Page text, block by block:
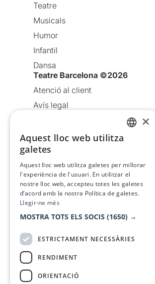
Teatre
Musicals
Humor
Infantil
Dansa
Teatre Barcelona ©2026
Atenció al client
Avís legal
Política de cookies
Condicions d’ús
Comunicacions comercials i
Anuncia’t
Vull rebre la newsletter de
Amb el suport de
×
Aquest lloc web utilitza
galetes
Aquest lloc web utilitza galetes per millorar
l'experiència de l'usuari. En utilitzar el
nostre lloc web, accepteu totes les galetes
d’acord amb la nostra Política de galetes.
Llegir-ne més
MOSTRA TOTS ELS SOCIS (1650) →
ESTRICTAMENT NECESSÀRIES
RENDIMENT
ORIENTACIÓ